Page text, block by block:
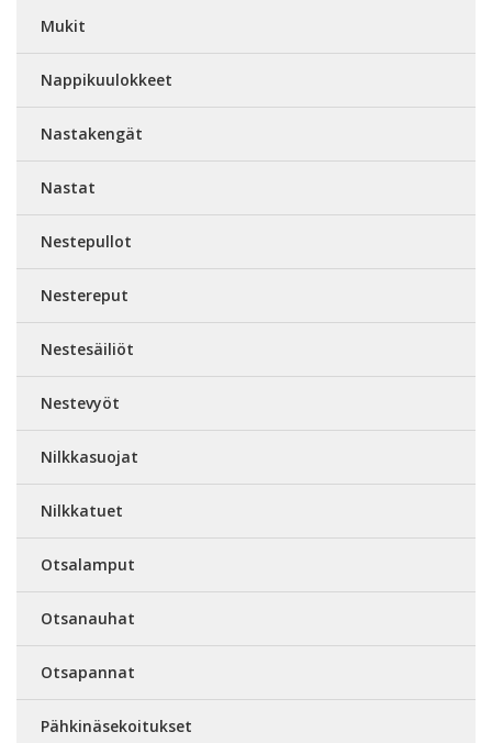
Mukit
Nappikuulokkeet
Nastakengät
Nastat
Nestepullot
Nestereput
Nestesäiliöt
Nestevyöt
Nilkkasuojat
Nilkkatuet
Otsalamput
Otsanauhat
Otsapannat
Pähkinäsekoitukset